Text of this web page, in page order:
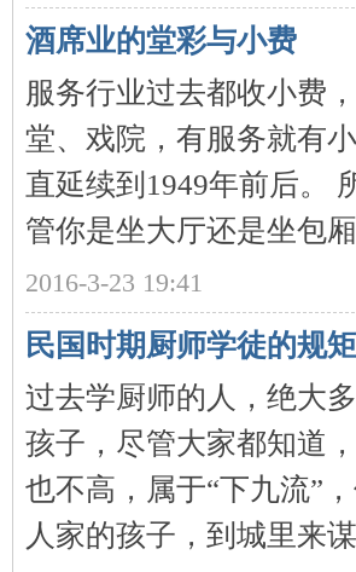
酒席业的堂彩与小费
服务行业过去都收小费
堂、戏院，有服务就有
直延续到1949年前后。
管你是坐大厅还是坐包
2016-3-23 19:41
民国时期厨师学徒的规矩
过去学厨师的人，绝大
孩子，尽管大家都知道
也不高，属于“下九流”
人家的孩子，到城里来